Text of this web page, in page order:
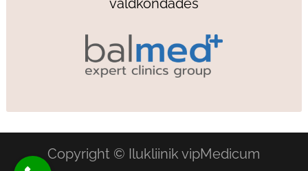
valdkondades
Copyright © Ilukliinik vipMedicum